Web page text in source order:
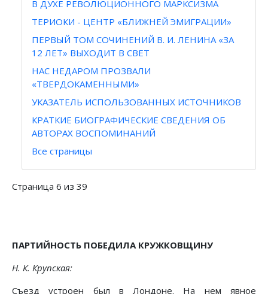
В ДУХЕ РЕВОЛЮЦИОННОГО МАРКСИЗМА
ТЕРИОКИ - ЦЕНТР «БЛИЖНЕЙ ЭМИГРАЦИИ»
ПЕРВЫЙ ТОМ СОЧИНЕНИЙ В. И. ЛЕНИНА «ЗА
12 ЛЕТ» ВЫХОДИТ В СВЕТ
НАС НЕДАРОМ ПРОЗВАЛИ
«ТВЕРДОКАМЕННЫМИ»
УКАЗАТЕЛЬ ИСПОЛЬЗОВАННЫХ ИСТОЧНИКОВ
КРАТКИЕ БИОГРАФИЧЕСКИЕ СВЕДЕНИЯ ОБ
АВТОРАХ ВОСПОМИНАНИЙ
Все страницы
Страница 6 из 39
ПАРТИЙНОСТЬ ПОБЕДИЛА КРУЖКОВЩИНУ
Н. К. Крупская:
Съезд устроен был в Лондоне. На нем явное